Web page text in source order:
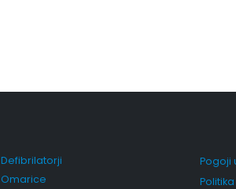
Defibrilatorji
Omarice
Pogoji